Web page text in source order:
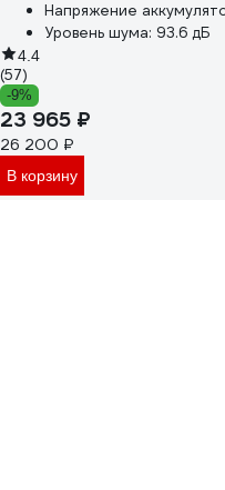
Напряжение
Уровень шума: 93.6 дБ
4.4
(57)
-9%
23 965 ₽
26 200 ₽
В корзину